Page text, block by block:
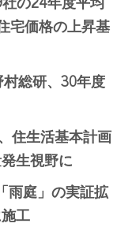
宅価格の上昇基
総研、30年度
住生活基本計画
生視野に
雨庭」の実証拡
工